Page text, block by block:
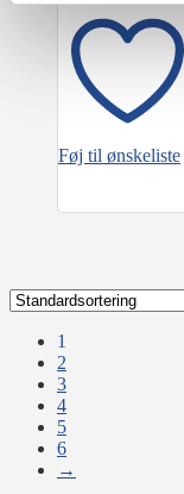
Føj til ønskeliste
1
2
3
4
5
6
→